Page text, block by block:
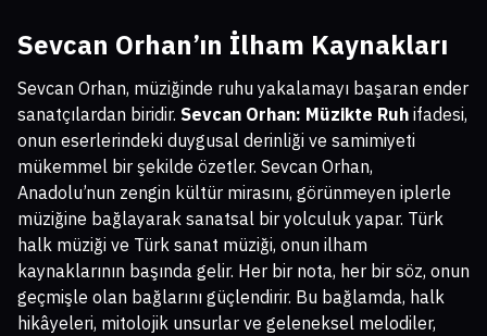
Sevcan Orhan’ın İlham Kaynakları
Sevcan Orhan, müziğinde ruhu yakalamayı başaran ender
sanatçılardan biridir. Sevcan Orhan: Müzikte Ruh ifadesi,
onun eserlerindeki duygusal derinliği ve samimiyeti
mükemmel bir şekilde özetler. Sevcan Orhan,
Anadolu’nun zengin kültür mirasını, görünmeyen iplerle
müziğine bağlayarak sanatsal bir yolculuk yapar. Türk
halk müziği ve Türk sanat müziği, onun ilham
kaynaklarının başında gelir. Her bir nota, her bir söz, onun
geçmişle olan bağlarını güçlendirir. Bu bağlamda, halk
hikâyeleri, mitolojik unsurlar ve geleneksel melodiler,